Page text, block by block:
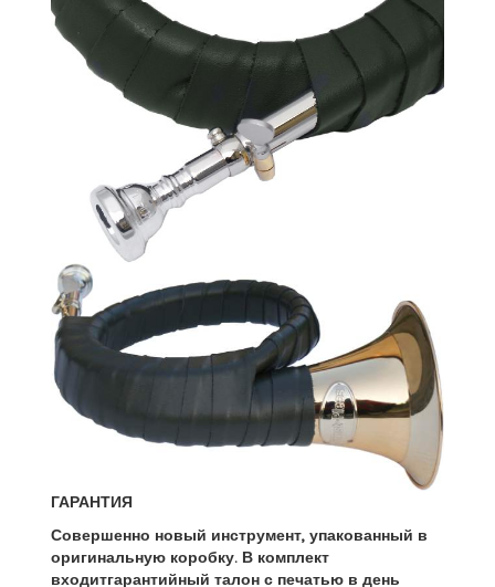
ГАРАНТИЯ
Совершенно новый инструмент, упакованный в
оригинальную коробку. В комплект
входитгарантийный талон с печатью в день